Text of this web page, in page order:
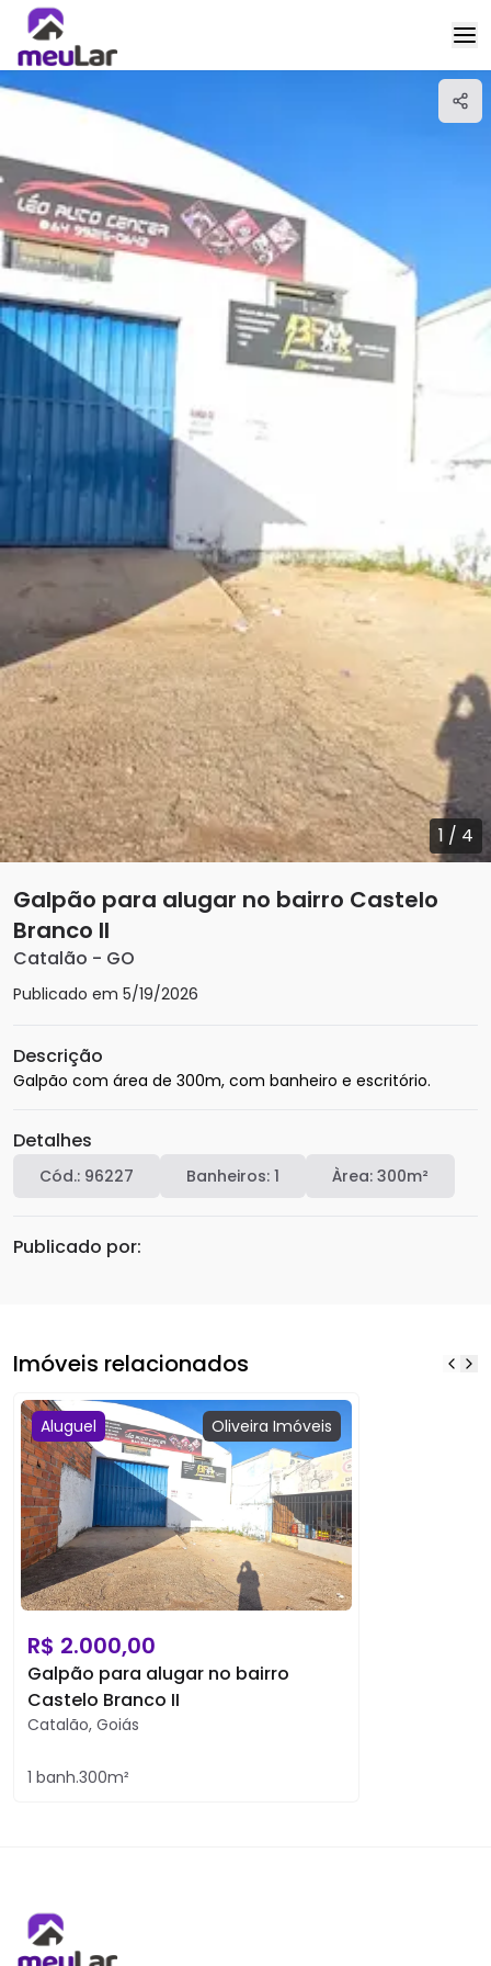
1 / 4
Galpão para alugar no bairro Castelo
Branco II
Catalão - GO
Publicado em 5/19/2026
Descrição
Galpão com área de 300m, com banheiro e escritório.
Detalhes
Cód.: 96227 Banheiros: 1 Àrea: 300m²
Publicado por:
Aluguel Oliveira Imóveis
R$ 2.000,00
Galpão para alugar no bairro
Castelo Branco II
Catalão, Goiás
1 banh.300m²
Imóveis relacionados